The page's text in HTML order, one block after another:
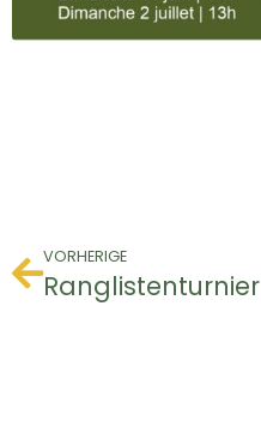
VORHERIGE
Ranglistenturnier